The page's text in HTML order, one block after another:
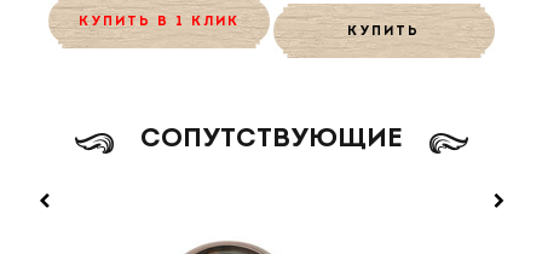
КУПИТЬ В 1 КЛИК
КУПИТЬ
CОПУТСТВУЮЩИЕ